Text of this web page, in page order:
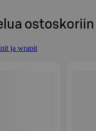
ostoskoriin
ja wrapit